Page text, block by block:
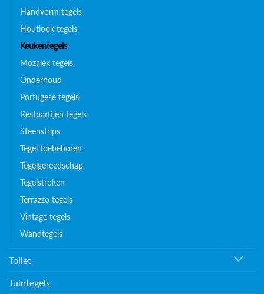
Handvorm tegels
Houtlook tegels
Keukentegels
Mozaiek tegels
Onderhoud
Portugese tegels
Restpartijen tegels
Steenstrips
Tegel toebehoren
Tegelgereedschap
Tegelstroken
Terrazzo tegels
Vintage tegels
Wandtegels
Toilet
Tuintegels